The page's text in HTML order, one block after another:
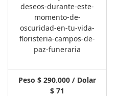
Peso $ 290.000 / Dolar
$ 71